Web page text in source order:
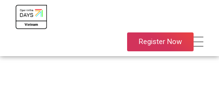
Register Now